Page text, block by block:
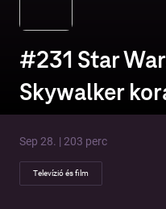
#231 Star
Skywalker
Sep 28. | 203 perc
Televízió és film